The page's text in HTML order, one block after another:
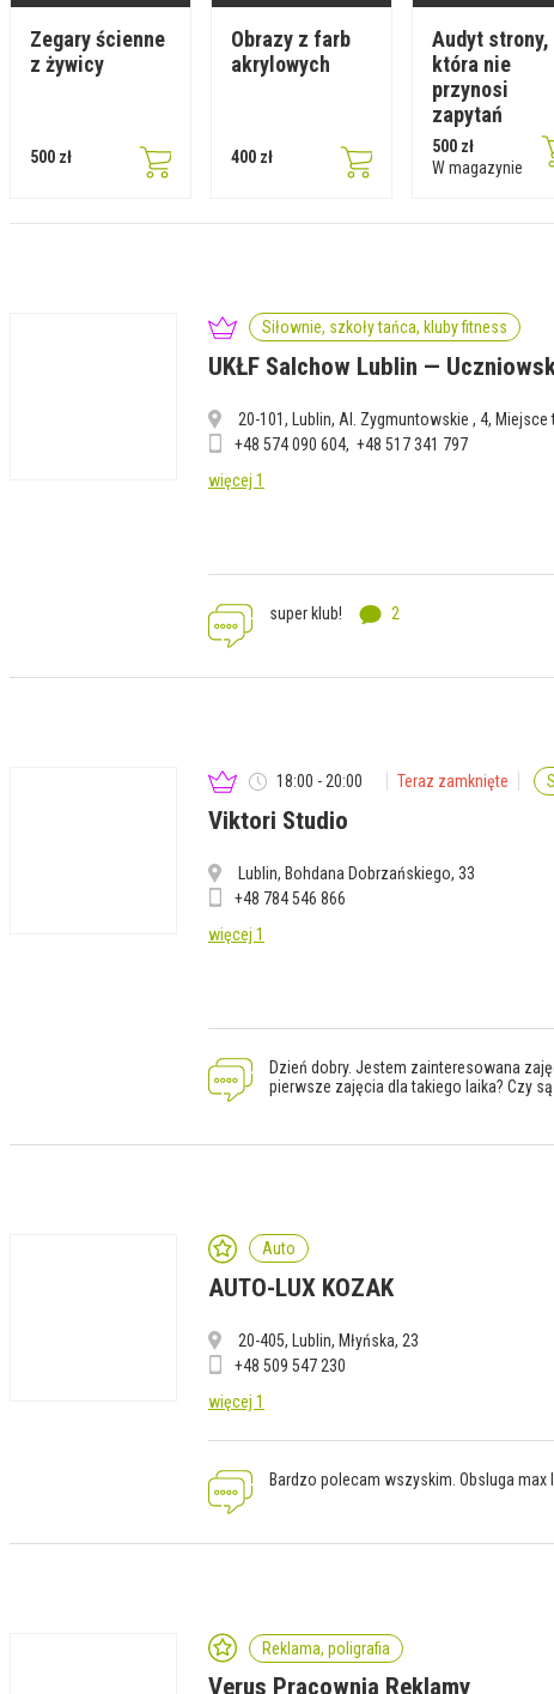
Zegary ścienne
z żywicy
500 zł
Obrazy z farb
akrylowych
400 zł
Audyt strony,
która nie
przynosi
zapytań
500 zł
W magazynie
Siłownie, szkoły tańca, kluby fitness
UKŁF Salchow Lublin —
20-101, Lublin, Al. Zygmuntowskie , 4,
+48 574 090 604 +48 517 341 797
więcej 1
super klub! 2
18:00 - 20:00 Teraz zamknięte
Viktori Studio
Lublin, Bohdana Dobrzańskiego, 33
+48 784 546 866
więcej 1
Dzień dobry. Jestem zainteresowana
pierwsze zajęcia dla takiego laika? Czy
Auto
AUTO-LUX KOZAK
20-405, Lublin, Młyńska, 23
+48 509 547 230
więcej 1
Bardzo polecam wszyskim. Obsluga max
Reklama, poligrafia
Verus Pracownia Reklamy